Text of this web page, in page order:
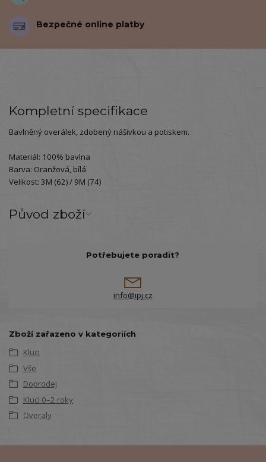
Bezpečné online platby
Kompletní specifikace
Bavlněný overálek, zdobený nášivkou a potiskem.
Materiál: 100% bavlna
Barva: Oranžová, bílá
Velikost: 3M (62) / 9M (74)
Původ zboží
Potřebujete poradit?
info@ipj.cz
Zboží zařazeno v kategoriích
Kluci
Vše
Doprodej
Kluci 0–2 roky
Overaly